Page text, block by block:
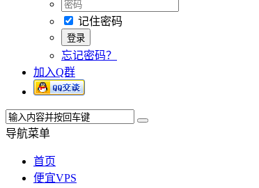
记住密码
忘记密码？
加入Q群
导航菜单
首页
便宜VPS